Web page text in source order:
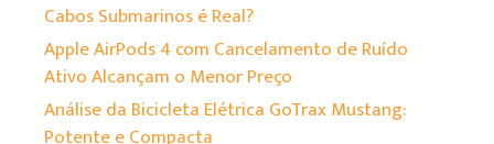
Cabos Submarinos é Real?
Apple AirPods 4 com Cancelamento de Ruído
Ativo Alcançam o Menor Preço
Análise da Bicicleta Elétrica GoTrax Mustang:
Potente e Compacta